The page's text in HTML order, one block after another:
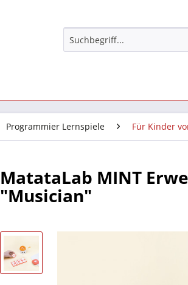
Programmier Lernspiele Für Kinder
MatataLab MINT
"Musician"